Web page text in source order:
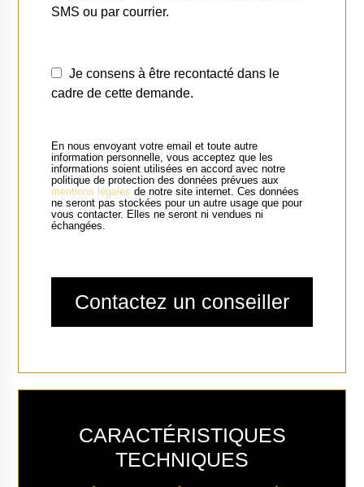
SMS ou par courrier.
Je consens à être recontacté dans le
cadre de cette demande.
En nous envoyant votre email et toute autre
information personnelle, vous acceptez que les
informations soient utilisées en accord avec notre
politique de protection des données prévues aux
mentions légales de notre site internet. Ces données
ne seront pas stockées pour un autre usage que pour
vous contacter. Elles ne seront ni vendues ni
échangées.
CARACTÉRISTIQUES
TECHNIQUES